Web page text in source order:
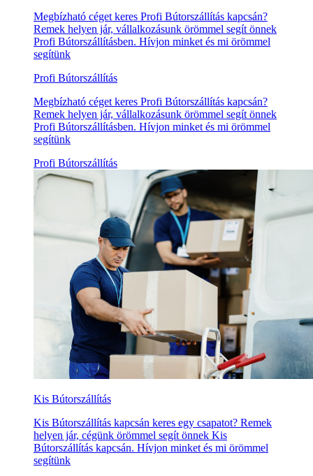
Megbízható céget keres Profi Bútorszállítás kapcsán?
Remek helyen jár, vállalkozásunk örömmel segít önnek
Profi Bútorszállításben. Hívjon minket és mi örömmel
segítünk
Profi Bútorszállítás
Megbízható céget keres Profi Bútorszállítás kapcsán?
Remek helyen jár, vállalkozásunk örömmel segít önnek
Profi Bútorszállításben. Hívjon minket és mi örömmel
segítünk
Profi Bútorszállítás
Kis Bútorszállítás
Kis Bútorszállítás kapcsán keres egy csapatot? Remek
helyen jár, cégünk örömmel segít önnek Kis
Bútorszállítás kapcsán. Hívjon minket és mi örömmel
segítünk